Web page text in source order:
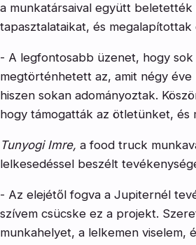
a munkatársaival együtt beletették
tapasztalataikat, és megalapítottak
- A legfontosabb üzenet, hogy sok
megtörténhetett az, amit négy éve
hiszen sokan adományoztak.
hogy támogatták az ötletünket, és
Tunyogi Imre, a food truck
lelkesedéssel beszélt
- Az elejétől fogva a Jupiternél
szívem csücske ez a projekt.
munkahelyet, a lelkemen viselem,